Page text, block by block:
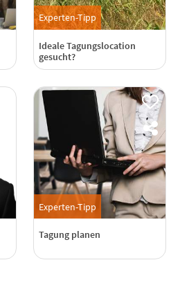
Experten-Tipp
Ideale Tagungslocation
gesucht?
Experten-Tipp
Tagung planen